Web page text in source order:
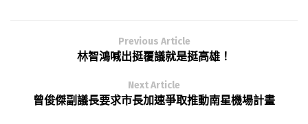
Previous Article
林智鴻喊出挺覆議就是挺高雄！
Next Article
曾俊傑副議長要求市長加速爭取推動南星機場計畫